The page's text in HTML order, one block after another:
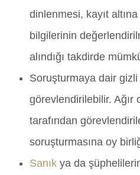
dinlenmesi, kayıt altına
bilgilerinin
alındığı takdirde
Soruşturmaya dair gizli
görevlendirilebilir. Ağır
tarafından
soruşturmasına oy
Sanık ya da